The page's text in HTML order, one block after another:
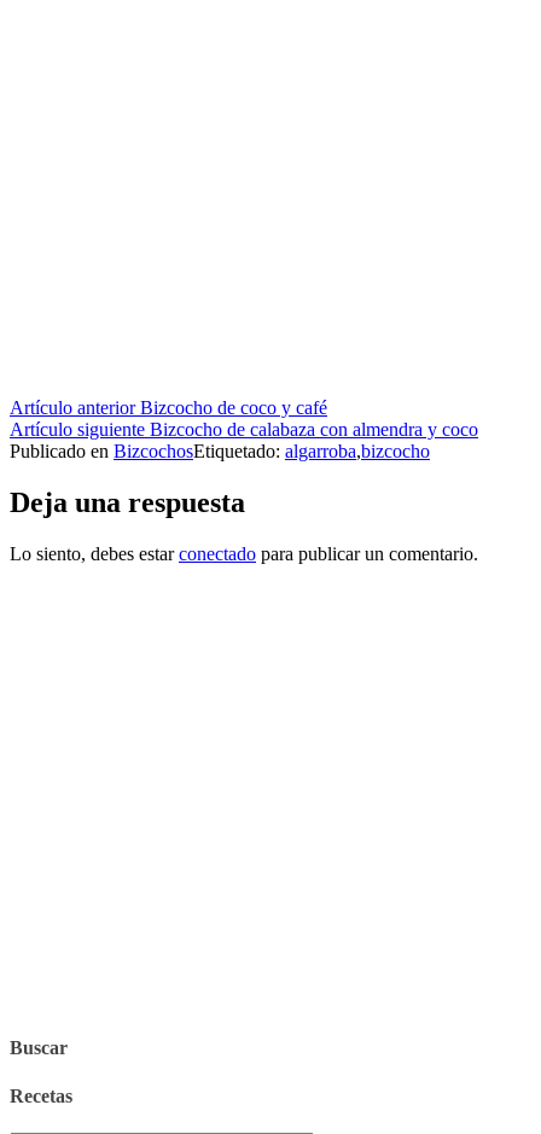
Seguir
leyendo
Artículo anteriorBizcocho de coco y café
Artículo siguiente Bizcocho de calabaza con almendra y coco
Publicado en BizcochosEtiquetado: algarroba,bizcocho
Deja una respuesta
Lo siento, debes estarconectado para publicar un comentario.
Buscar
Recetas